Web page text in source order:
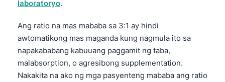
laboratoryo.
Ang ratio na mas mababa sa 3:1 ay hindi
awtomatikong mas maganda kung nagmula ito sa
napakababang kabuuang paggamit ng taba,
malabsorption, o agresibong supplementation.
Nakakita na ako ng mga pasyenteng mababa ang ratio